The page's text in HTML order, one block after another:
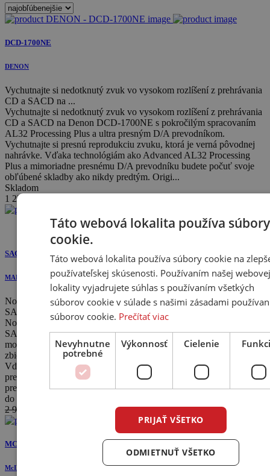
DCD-1700NE
DENON
Vychutnajte si nedotknutý zvuk vo vysokom rozlíšení z prehrávania
CD a SACD na ...
Vychutnajte si nedotknutý zvuk vo vysokom rozlíšení z prehrávania
CD a SACD na Denon DCD-1700NE s pokročilým spracovaním
AL32 Processing Plus a ultra presným D/A prevodníkom.
Vychutnajte si presnú reprodukciu zvuku, ktorá je verná pôvodnej
nahrávke. Vďaka technológiám ako Advanced AL32 Processing
Plus a mimoriadne presnému D/A prevodníku budete počuť svoje
obľúbené skladby ako nikdy predtým. Origi...
Skladom
1 229
SACD30N
MARANTZ
Nový SACD 30n je sieťový zvukový streamer a SACD prehrávač
SACD a bol ...
Nový SACD 30n je sieťový zvukový streamer a SACD prehrávač
SACD a bol skonštruovaný tak, aby vyhovoval požiadavkám
moderného hudobného nadšenca, ktorý chce prístup k existujúcim
zbierkam súborov, ale aj k popredným streamovacím službám.
Vďaka vstavanej platforme HEOS kombinuje SACD30n prémiový
prehrávač CD / SACD s rozbočovačom pre digitálne zdroje, s
prevodníkom USB-DAC a so vstavaným predzosilňo...
do 7 dní
2 990 €
MCD12000
McINTOSH
Táto webová lokalita používa súbory
cookie.
Táto webová lokalita používa súbory cookie na
používateľskej skúsenosti. Používaním našej webovej
lokality vyjadrujete súhlas s používaním všetkých
súborov cookie v súlade s našimi zásadami
súborov cookie. Prečítať viac
Nevyhnutne
potrebné
Výkonnosť Cielenie
PRIJAŤ VŠETKO
ODMIETNUŤ VŠETKO